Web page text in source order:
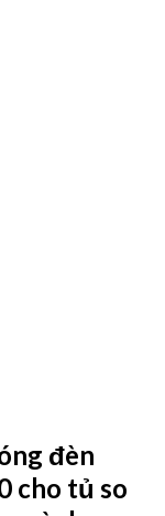
đèn
cho tủ so